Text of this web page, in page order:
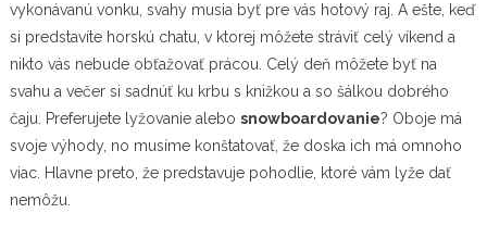
vykonávanú vonku, svahy musia byť pre vás hotový raj. A ešte, keď
si predstavíte horskú chatu, v ktorej môžete stráviť celý víkend a
nikto vás nebude obťažovať prácou. Celý deň môžete byť na
svahu a večer si sadnúť ku krbu s knižkou a so šálkou dobrého
čaju. Preferujete lyžovanie alebo snowboardovanie? Oboje má
svoje výhody, no musíme konštatovať, že doska ich má omnoho
viac. Hlavne preto, že predstavuje pohodlie, ktoré vám lyže dať
nemôžu.